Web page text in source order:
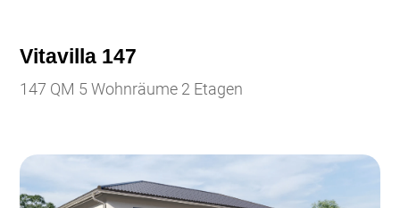
Vitavilla 147
147 QM 5 Wohnräume 2 Etagen